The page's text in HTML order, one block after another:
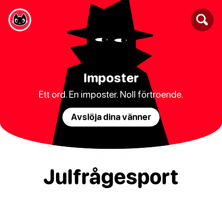
Imposter
Ett ord. En imposter. Noll förtroende.
Avslöja dina vänner
Julfrågesport